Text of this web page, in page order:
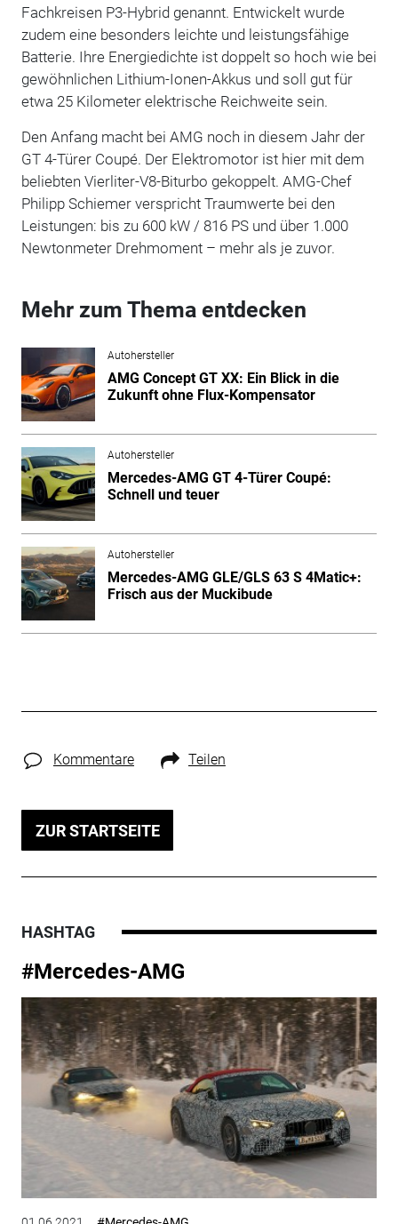
Fachkreisen P3-Hybrid genannt. Entwickelt wurde
zudem eine besonders leichte und leistungsfähige
Batterie. Ihre Energiedichte ist doppelt so hoch wie bei
gewöhnlichen Lithium-Ionen-Akkus und soll gut für
etwa 25 Kilometer elektrische Reichweite sein.
Den Anfang macht bei AMG noch in diesem Jahr der
GT 4-Türer Coupé. Der Elektromotor ist hier mit dem
beliebten Vierliter-V8-Biturbo gekoppelt. AMG-Chef
Philipp Schiemer verspricht Traumwerte bei den
Leistungen: bis zu 600 kW / 816 PS und über 1.000
Newtonmeter Drehmoment – mehr als je zuvor.
Mehr zum Thema entdecken
Autohersteller
AMG Concept GT XX: Ein Blick in die
Zukunft ohne Flux-Kompensator
Autohersteller
Mercedes-AMG GT 4-Türer Coupé:
Schnell und teuer
Autohersteller
Mercedes-AMG GLE/GLS 63 S 4Matic+:
Frisch aus der Muckibude
Kommentare Teilen
ZUR STARTSEITE
HASHTAG
#Mercedes-AMG